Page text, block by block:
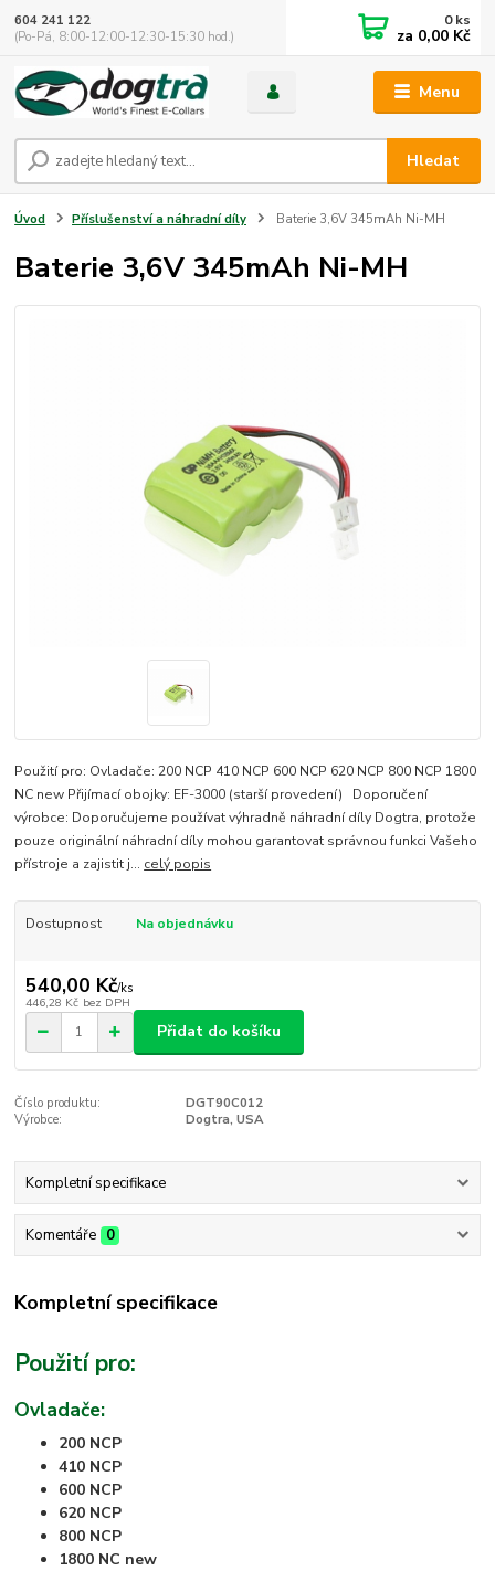
Menu
Hledat
604 241 122
(Po-Pá, 8:00-12:00-12:30-15:30 hod.)
0ks
za 0,00 Kč
Úvod Příslušenství a náhradní díly Baterie 3,6V 345mAh Ni-MH
Baterie 3,6V 345mAh Ni-MH
Použití pro: Ovladače: 200 NCP 410 NCP 600 NCP 620 NCP 800 NCP 1800
NC new Přijímací obojky: EF-3000 (starší provedení) Doporučení
výrobce: Doporučujeme používat výhradně náhradní díly Dogtra, protože
pouze originální náhradní díly mohou garantovat správnou funkci Vašeho
přístroje a zajistit j... celý popis
Dostupnost Na objednávku
540,00 Kč/ks
446,28 Kč bez DPH
Přidat do košíku
Číslo produktu:
DGT90C012
Výrobce:
Dogtra, USA
Kompletní specifikace
Komentáře 0
Kompletní specifikace
Použití pro:
Ovladače:
200 NCP
410 NCP
600 NCP
620 NCP
800 NCP
1800 NC new